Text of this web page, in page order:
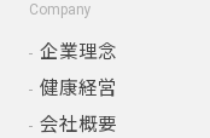
Company
企業理念
健康経営
会社概要